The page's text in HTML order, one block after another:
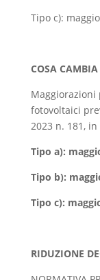
Tipo c):
COSA
fotovoltaici
2023 n. 181,
Tipo a):
Tipo b):
Tipo c):
RIDUZIONE